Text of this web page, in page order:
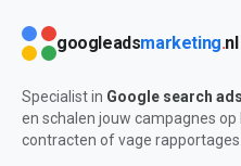
googleadsmarketing.nl
Specialist in Google search ads
en schalen jouw campagnes
contracten of vage rapportages.